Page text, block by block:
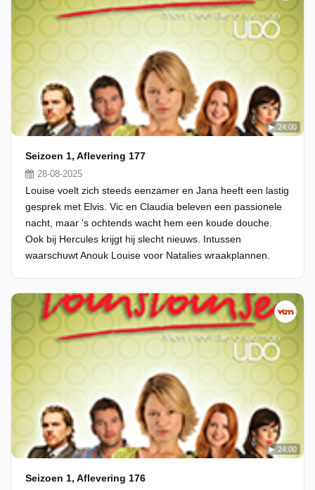
24:00
Seizoen 1, Aflevering 177
28-08-2025
Louise voelt zich steeds eenzamer en Jana heeft een lastig
gesprek met Elvis. Vic en Claudia beleven een passionele
nacht, maar 's ochtends wacht hem een koude douche.
Ook bij Hercules krijgt hij slecht nieuws. Intussen
waarschuwt Anouk Louise voor Natalies wraakplannen.
24:00
Seizoen 1, Aflevering 176